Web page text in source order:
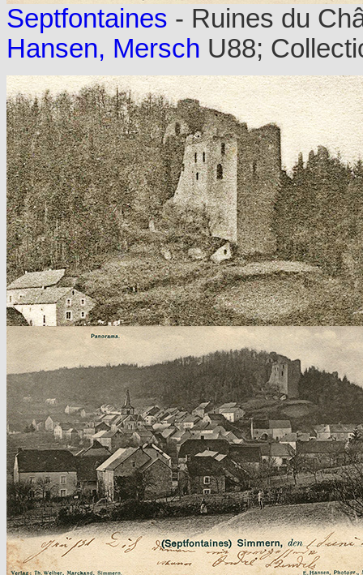
Septfontaines - Ruines du
Hansen, Mersch U88;